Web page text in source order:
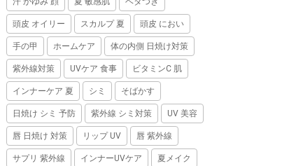
頭皮 オイリー スカルプ 夏 頭皮 におい
手の甲 ホームケア 体の内側 日焼け対策
紫外線対策 UVケア 食事 ビタミンC 肌
インナーケア 夏 シミ そばかす
日焼け シミ 予防 紫外線 シミ対策 UV 美容
唇 日焼け 対策 リップ UV 唇 紫外線
サプリ 紫外線 インナーUVケア 夏メイク